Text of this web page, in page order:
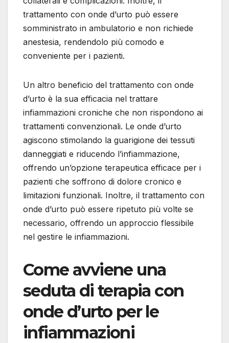
trattamento con onde d’urto può essere
somministrato in ambulatorio e non richiede
anestesia, rendendolo più comodo e
conveniente per i pazienti.
Un altro beneficio del trattamento con onde
d’urto è la sua efficacia nel trattare
infiammazioni croniche che non rispondono ai
trattamenti convenzionali. Le onde d’urto
agiscono stimolando la guarigione dei tessuti
danneggiati e riducendo l’infiammazione,
offrendo un’opzione terapeutica efficace per i
pazienti che soffrono di dolore cronico e
limitazioni funzionali. Inoltre, il trattamento con
onde d’urto può essere ripetuto più volte se
necessario, offrendo un approccio flessibile
nel gestire le infiammazioni.
Come avviene una
seduta di terapia con
onde d’urto per le
infiammazioni